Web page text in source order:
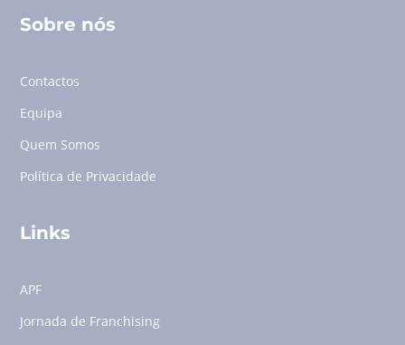
Sobre nós
Contactos
Equipa
Quem Somos
Política de Privacidade
Links
APF
Jornada de Franchising